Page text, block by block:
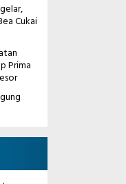
Cukai
Prima